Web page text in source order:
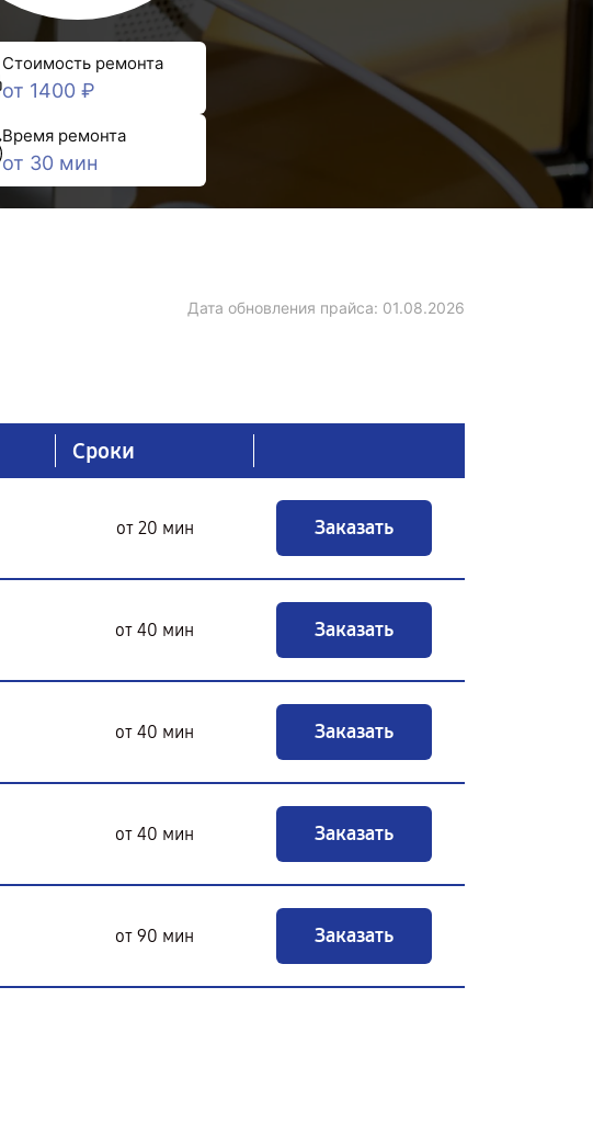
Стоимость ремонта
от 1400 ₽
Время ремонта
от 30 мин
Дата обновления прайса: 01.08.2026
Сроки
от 20 мин Заказать
от 40 мин Заказать
от 40 мин Заказать
от 40 мин Заказать
от 90 мин Заказать